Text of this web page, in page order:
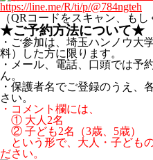
https://line.me/R/ti/p/@784ngteh
（QRコードをスキャン、も
★ご予約方法について★
・ご参加は、埼玉ハンノウ大
料）した方に限ります。
・メール、電話、口頭では予
ん。
・保護者名でご登録のうえ、
さい。
・コメント欄には、
① 大人2名
② 子ども2名（3歳、5歳）
という形で、大人・子ども
ださい。